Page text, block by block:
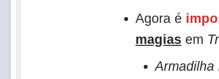
Agora é
magias em
Armadilha